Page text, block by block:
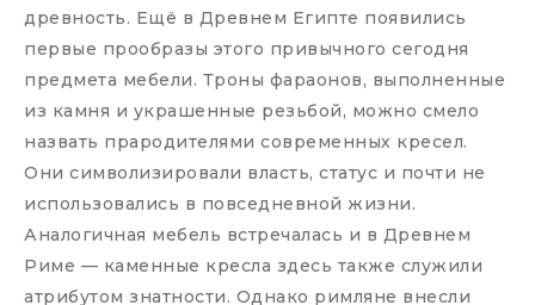
древность. Ещё в Древнем Египте появились
первые прообразы этого привычного сегодня
предмета мебели. Троны фараонов, выполненные
из камня и украшенные резьбой, можно смело
назвать прародителями современных кресел.
Они символизировали власть, статус и почти не
использовались в повседневной жизни.
Аналогичная мебель встречалась и в Древнем
Риме — каменные кресла здесь также служили
атрибутом знатности. Однако римляне внесли